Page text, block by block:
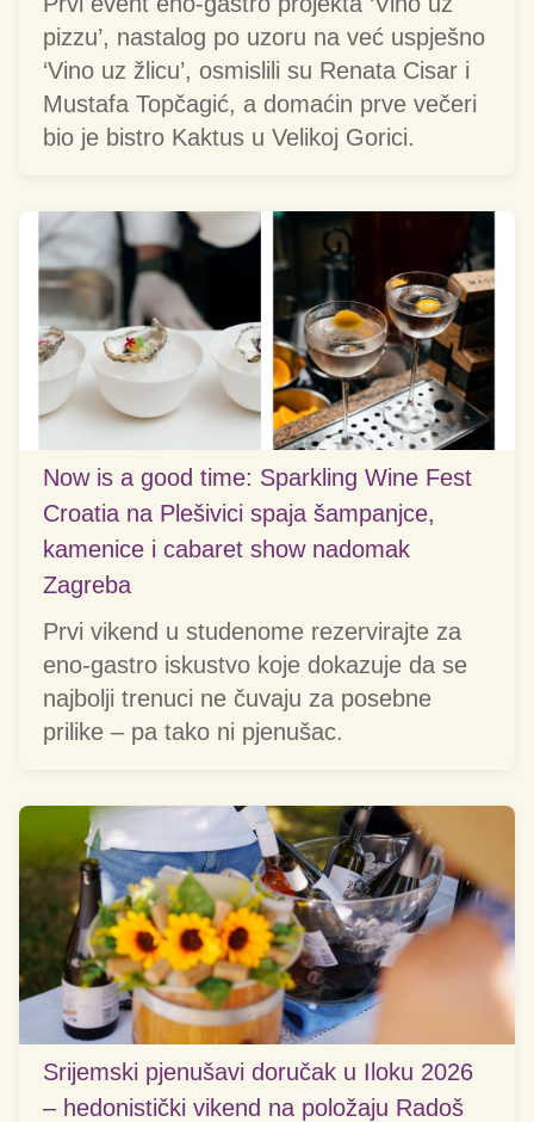
pizzu’, nastalog po uzoru na već uspješno
‘Vino uz žlicu’, osmislili su Renata Cisar i
Mustafa Topčagić, a domaćin prve večeri
bio je bistro Kaktus u Velikoj Gorici.
Now is a good time: Sparkling Wine Fest
Croatia na Plešivici spaja šampanjce,
kamenice i cabaret show nadomak
Zagreba
Prvi vikend u studenome rezervirajte za
eno-gastro iskustvo koje dokazuje da se
najbolji trenuci ne čuvaju za posebne
prilike – pa tako ni pjenušac.
Srijemski pjenušavi doručak u Iloku 2026
– hedonistički vikend na položaju Radoš